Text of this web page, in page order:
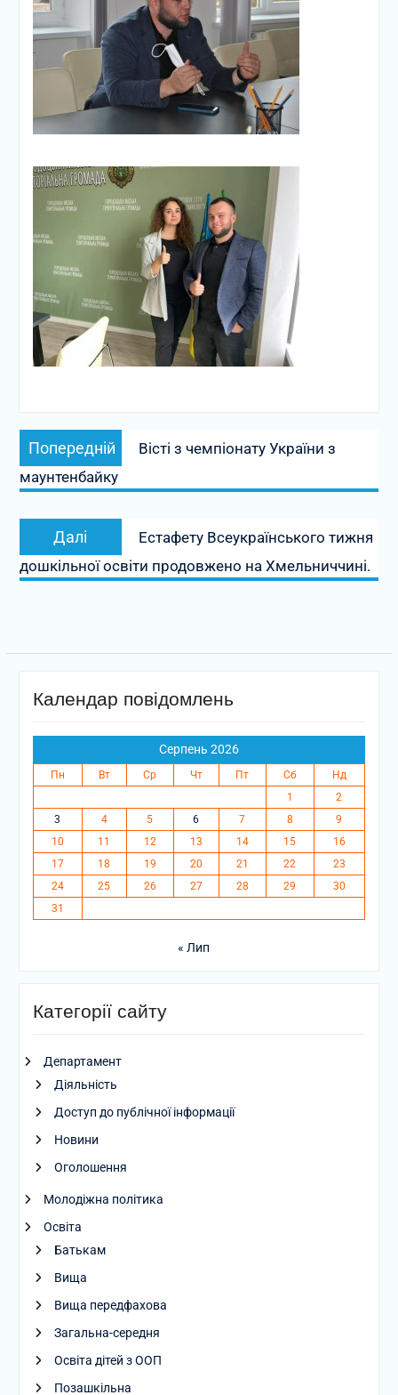
Навігація
записів
Попередній
Попередній
запис:
Вісті з чемпіонату України з
маунтенбайку
Далі
Наступний
запис:
Естафету Всеукраїнського тижня
дошкільної освіти продовжено на Хмельниччині.
Календар повідомлень
Серпень 2026
Пн Вт Ср Чт Пт Сб
Нд
1
2
3
4 5 6 7 8
9
10
11 12 13 14 15
16
17
18 19 20 21 22
23
24
25 26 27 28 29
30
31
« Лип
Категорії сайту
Департамент
Діяльність
Доступ до публічної інформації
Новини
Оголошення
Молодіжна політика
Освіта
Батькам
Вища
Вища передфахова
Загальна-середня
Освіта дітей з ООП
Позашкільна